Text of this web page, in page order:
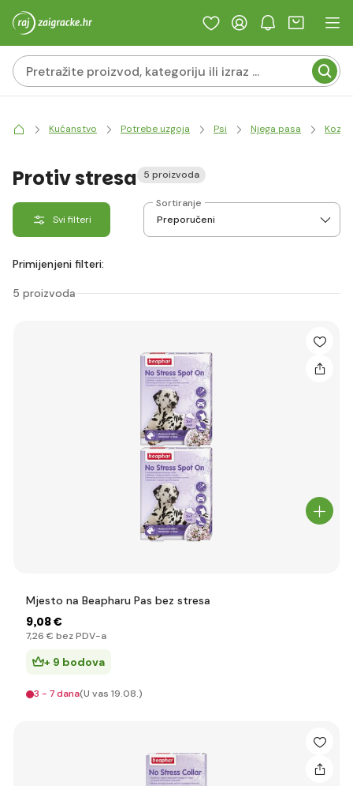
Kućanstvo Potrebe uzgoja Psi Njega pasa
Protiv stresa 5 proizvoda
Svi filteri
Sortiranje
Primijenjeni filteri:
5 proizvoda
Mjesto na Beapharu Pas bez stresa
9,08 €
7,26 € bez PDV-a
+ 9 bodova
3 - 7 dana(U vas 19.08.)